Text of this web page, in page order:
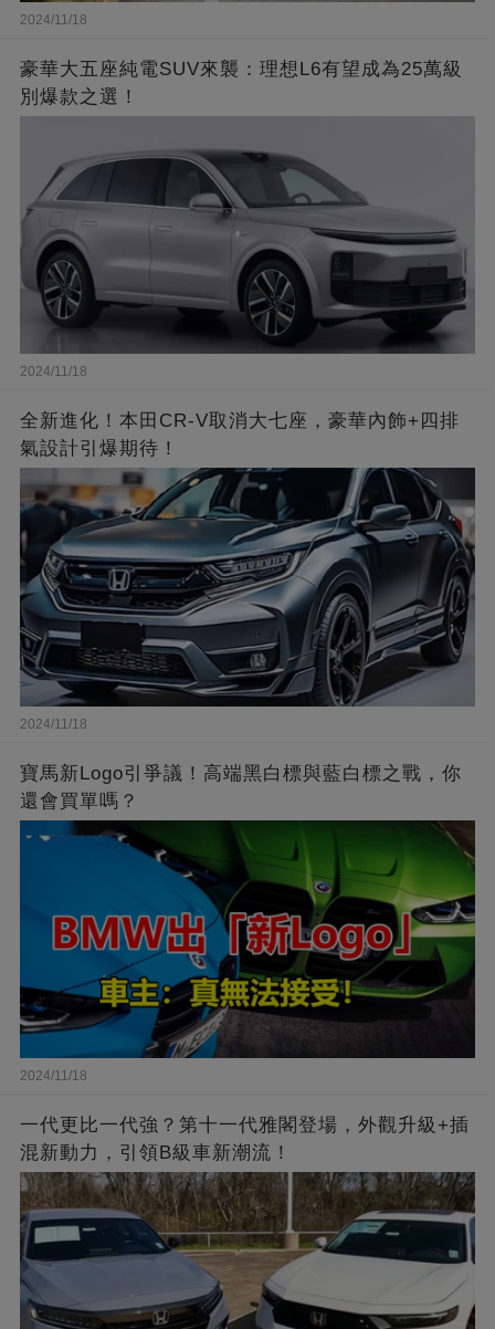
2024/11/18
豪華大五座純電SUV來襲：理想L6有望成為25萬級
別爆款之選！
2024/11/18
全新進化！本田CR-V取消大七座，豪華內飾+四排
氣設計引爆期待！
2024/11/18
寶馬新Logo引爭議！高端黑白標與藍白標之戰，你
還會買單嗎？
2024/11/18
一代更比一代強？第十一代雅閣登場，外觀升級+插
混新動力，引領B級車新潮流！